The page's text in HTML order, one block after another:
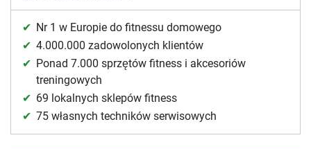
Nr 1 w Europie do fitnessu domowego
4.000.000 zadowolonych klientów
Ponad 7.000 sprzętów fitness i akcesoriów
treningowych
69 lokalnych sklepów fitness
75 własnych techników serwisowych